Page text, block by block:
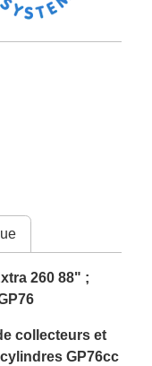
260 88" ;
collecteurs et
GP76cc